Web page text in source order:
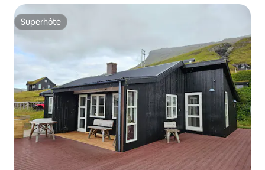
Superhôte
Superhôte